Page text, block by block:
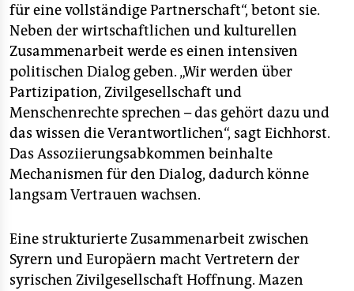
für eine vollständige Partnerschaft“, betont sie.
Neben der wirtschaftlichen und kulturellen
Zusammenarbeit werde es einen intensiven
politischen Dialog geben. „Wir werden über
Partizipation, Zivilgesellschaft und
Menschenrechte sprechen – das gehört dazu und
das wissen die Verantwortlichen“, sagt Eichhorst.
Das Assoziierungsabkommen beinhalte
Mechanismen für den Dialog, dadurch könne
langsam Vertrauen wachsen.
Eine strukturierte Zusammenarbeit zwischen
Syrern und Europäern macht Vertretern der
syrischen Zivilgesellschaft Hoffnung. Mazen